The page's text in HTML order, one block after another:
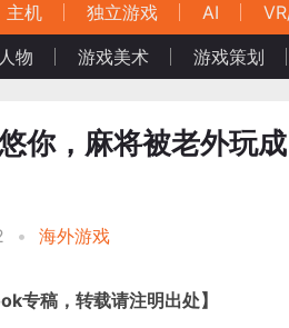
主机 独立游戏 AI
物 游戏美术 游戏策划
你，麻将被老外玩
• 海外游戏
专稿，转载请注明出处】